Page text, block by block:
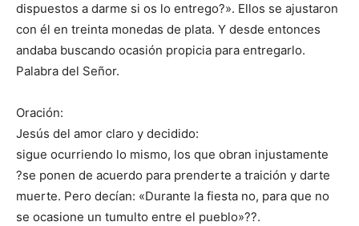
dispuestos a darme si os lo entrego?». Ellos se ajustaron
con él en treinta monedas de plata. Y desde entonces
andaba buscando ocasión propicia para entregarlo.
Palabra del Señor.
Oración:
Jesús del amor claro y decidido:
sigue ocurriendo lo mismo, los que obran injustamente
?se ponen de acuerdo para prenderte a traición y darte
muerte. Pero decían: «Durante la fiesta no, para que no
se ocasione un tumulto entre el pueblo»??.